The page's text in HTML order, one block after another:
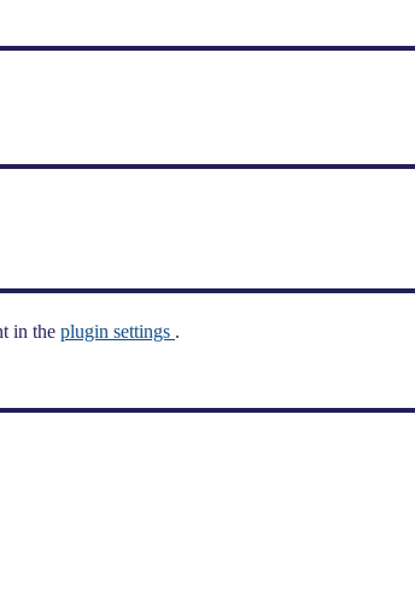
in the plugin settings .